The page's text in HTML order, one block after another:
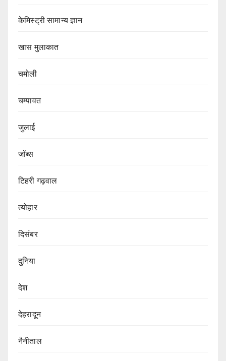
केमिस्ट्री सामान्य ज्ञान
खास मुलाकात
चमोली
चम्पावत
जुलाई
जॉब्स
टिहरी गढ़वाल
त्योहार
दिसंबर
दुनिया
देश
देहरादून
नैनीताल